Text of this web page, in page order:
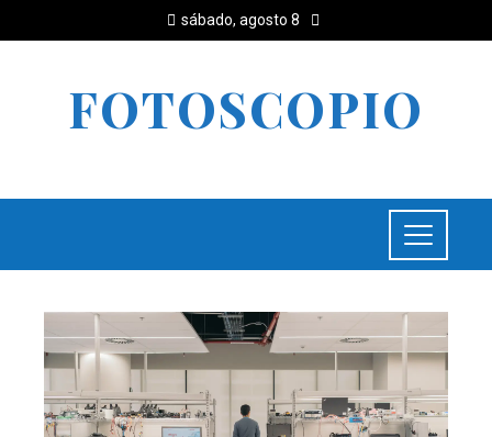
sábado, agosto 8
FOTOSCOPIO